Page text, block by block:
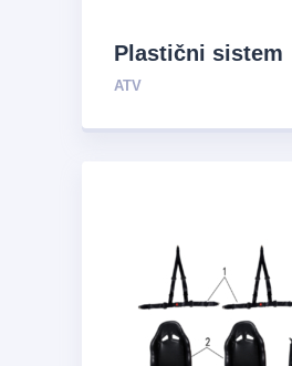
Plastični sistem
ATV